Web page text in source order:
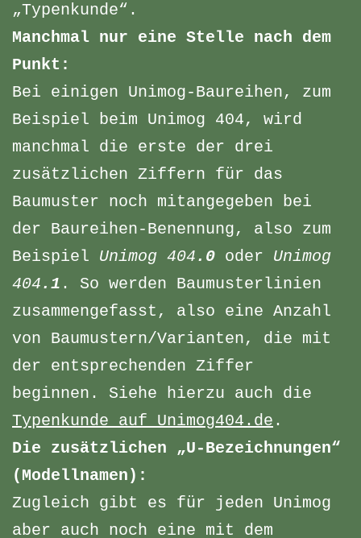
„Typenkunde“.
Manchmal nur eine Stelle nach dem
Punkt:
Bei einigen Unimog-Baureihen, zum
Beispiel beim Unimog 404, wird
manchmal die erste der drei
zusätzlichen Ziffern für das
Baumuster noch mitangegeben bei
der Baureihen-Benennung, also zum
Beispiel Unimog 404.0 oder Unimog
404.1 . So werden Baumusterlinien
zusammengefasst, also eine Anzahl
von Baumustern/Varianten, die mit
der entsprechenden Ziffer
beginnen. Siehe hierzu auch die
Typenkunde auf Unimog404.de .
Die zusätzlichen „U-Bezeichnungen“
(Modellnamen):
Zugleich gibt es für jeden Unimog
aber auch noch eine mit dem